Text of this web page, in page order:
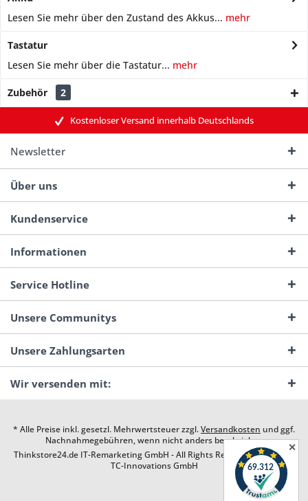
Lesen Sie mehr über den Zustand des Akkus... mehr
Tastatur
Lesen Sie mehr über die Tastatur... mehr
Zubehör 2
Kostenloser Versand innerhalb Deutschlands
Newsletter
Über uns
Kundenservice
Informationen
Service Hotline
Unsere Communitys
Unsere Zahlungsarten
Wir versenden mit:
* Alle Preise inkl. gesetzl. Mehrwertsteuer zzgl.Versandkosten und ggf.
Nachnahmegebühren, wenn nicht anders beschrieben
Thinkstore24.de IT-Remarketing GmbH - All Rights Reserved. Design by
TC-Innovations GmbH
✕